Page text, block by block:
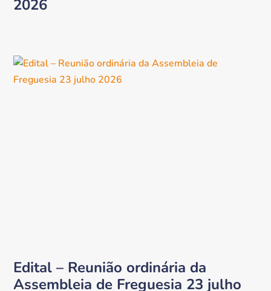
2026
Edital – Reunião ordinária da
Assembleia de Freguesia 23 julho